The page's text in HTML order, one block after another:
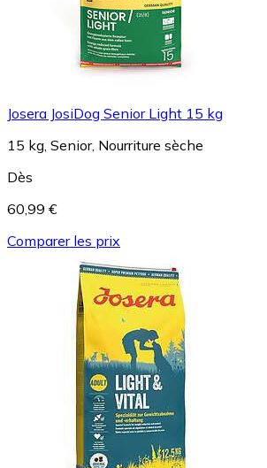
Josera JosiDog Senior Light 15 kg
15 kg, Senior, Nourriture sèche
Dès
60,99 €
Comparer les prix